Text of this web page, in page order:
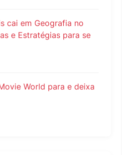
cai em Geografia no
e Estratégias para se
World para e deixa